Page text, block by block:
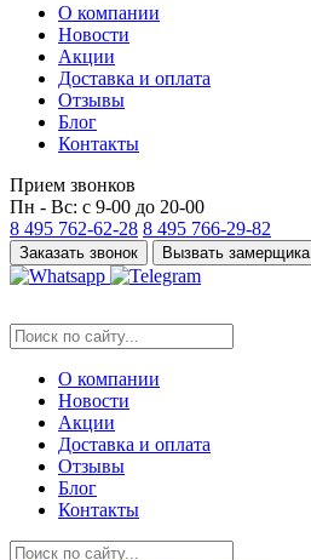
О компании
Новости
Акции
Доставка и оплата
Отзывы
Блог
Контакты
Прием звонков
Пн - Вс: с 9-00 до 20-00
8 495 762-62-28 8 495 766-29-82
Заказать звонок Вызвать замерщика
О компании
Новости
Акции
Доставка и оплата
Отзывы
Блог
Контакты